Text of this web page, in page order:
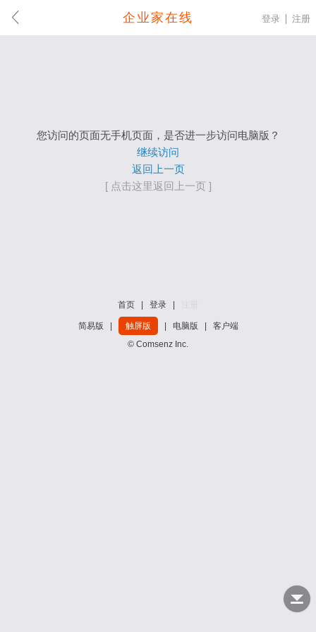
企业家在线 登录 注册
您访问的页面无手机页面，是否进一步访问电脑版？
继续访问
返回上一页
[ 点击这里返回上一页 ]
首页 登录
简易版 触屏版 电脑版
客户端
© Comsenz Inc.